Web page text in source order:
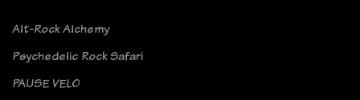
Alt-Rock Alchemy
Psychedelic Rock Safari
PAUSE VELO